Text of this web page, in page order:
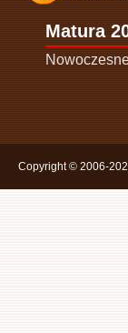
Matura
Copyright © 2006-